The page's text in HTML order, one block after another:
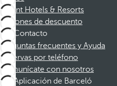
Dorint Hotels & Resorts
Cupones de descuento
Contacto
Preguntas frecuentes y Ayuda
Reservas por teléfono
Comunícate con nosotros
Aplicación de Barceló